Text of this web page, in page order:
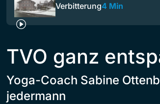
Verbitterung4 Min
TVO ganz
Yoga-Coach Sabine
jedermann